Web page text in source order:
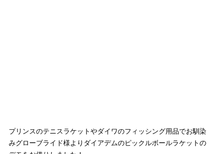
プリンスのテニスラケットやダイワのフィッシング用品でお馴染
みグローブライド様よりダイアデムのピックルボールラケットの